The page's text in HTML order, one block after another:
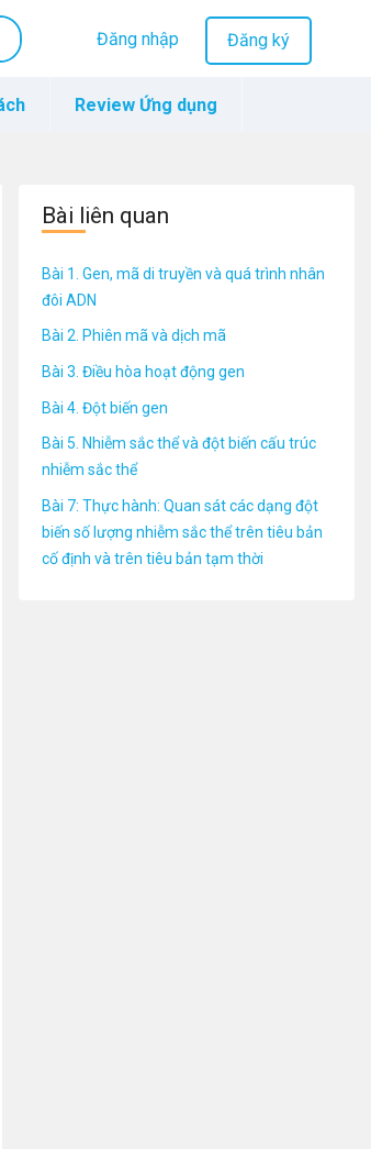
Đăng nhập Đăng ký
Review Ứng dụng
Bài liên quan
Bài 1. Gen, mã di truyền và quá trình nhân
đôi ADN
Bài 2. Phiên mã và dịch mã
Bài 3. Điều hòa hoạt động gen
Bài 4. Đột biến gen
Bài 5. Nhiễm sắc thể và đột biến cấu trúc
nhiễm sắc thể
Bài 7: Thực hành: Quan sát các dạng đột
biến số lượng nhiễm sắc thể trên tiêu bản
cố định và trên tiêu bản tạm thời